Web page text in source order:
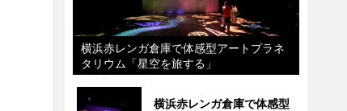
横浜赤レンガ倉庫で体感型アートプラネ
タリウム「星空を旅する」
横浜赤レンガ倉庫で体感型